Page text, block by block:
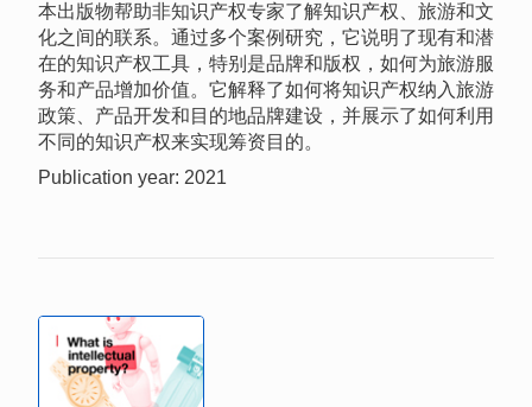
本出版物帮助非知识产权专家了解知识产权、旅游和文
化之间的联系。通过多个案例研究，它说明了现有和潜
在的知识产权工具，特别是品牌和版权，如何为旅游服
务和产品增加价值。它解释了如何将知识产权纳入旅游
政策、产品开发和目的地品牌建设，并展示了如何利用
不同的知识产权来实现筹资目的。
Publication year: 2021